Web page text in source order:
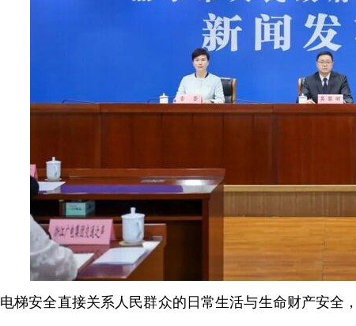
电梯安全直接关系人民群众的日常生活与生命财产安全